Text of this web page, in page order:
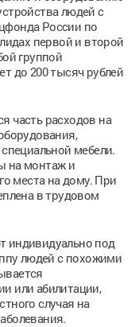
людей с
России по
первой и второй
группой
до 200 тысяч рублей
часть расходов на
мебели.
на монтаж и
места на дому. При
в трудовом
индивидуально под
людей с похожими
или абилитации,
случая на